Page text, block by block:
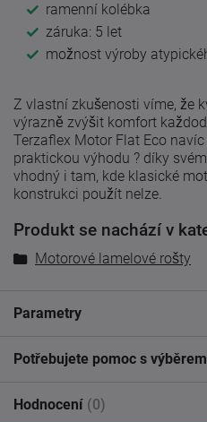
ramenní kolébka
záruka: 5 let
možnost výroby
Z vlastní zkušenosti víme, že
výrazně zvýšit komfort
Terzaflex Motor Flat Eco
praktickou výhodu ? díky
vhodný i tam, kde klasické
konstrukci použít nelze.
Produkt se nachází v
Motorové lamelové rošty
Parametry
Potřebujete pomoc s
Hodnocení (0)